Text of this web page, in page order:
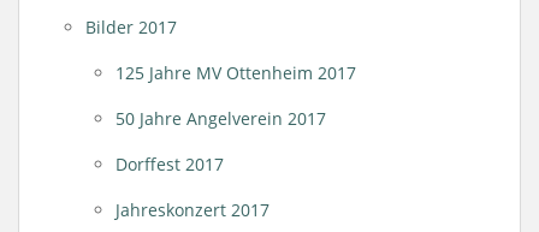
Bilder 2017
125 Jahre MV Ottenheim 2017
50 Jahre Angelverein 2017
Dorffest 2017
Jahreskonzert 2017